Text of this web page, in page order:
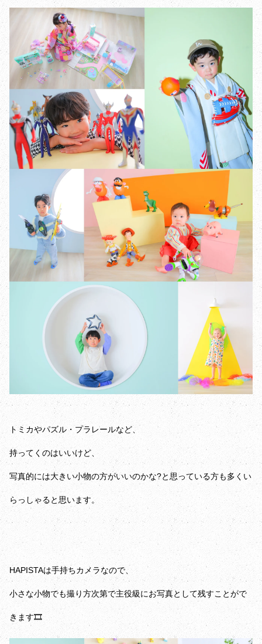
トミカやパズル・プラレールなど、
持ってくのはいいけど、
写真的には大きい小物の方がいいのかな?と思っている方も多くい
らっしゃると思います。
HAPISTAは手持ちカメラなので、
小さな小物でも撮り方次第で主役級にお写真として残すことがで
きます🎞️